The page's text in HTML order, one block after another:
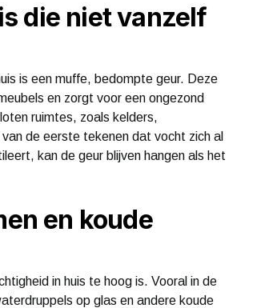
die niet vanzelf
is een muffe, bedompte geur. Deze
en zorgt voor een ongezond
ruimtes, zoals kelders,
de eerste tekenen dat vocht zich al
kan de geur blijven hangen als het
en koude
in huis te hoog is. Vooral in de
op glas en andere koude